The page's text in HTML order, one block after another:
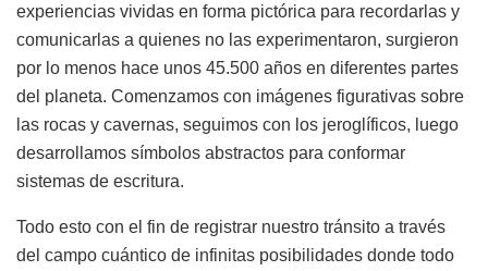
experiencias vividas en forma pictórica para recordarlas y
comunicarlas a quienes no las experimentaron, surgieron
por lo menos hace unos 45.500 años en diferentes partes
del planeta. Comenzamos con imágenes figurativas sobre
las rocas y cavernas, seguimos con los jeroglíficos, luego
desarrollamos símbolos abstractos para conformar
sistemas de escritura.
Todo esto con el fin de registrar nuestro tránsito a través
del campo cuántico de infinitas posibilidades donde todo